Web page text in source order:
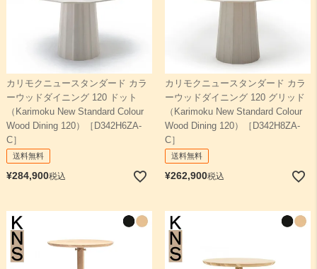
カリモクニュースタンダード カラ
ーウッドダイニング 120 ドット
（Karimoku New Standard Colour
Wood Dining 120）［D342H6ZA-
C］
送料無料
¥284,900税込
カリモクニュースタンダード カラ
ーウッドダイニング 120 グリッド
（Karimoku New Standard Colour
Wood Dining 120）［D342H8ZA-
C］
送料無料
¥262,900税込